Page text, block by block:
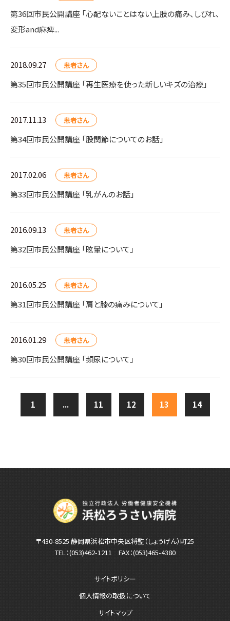
第36回市民公開講座 「心配ないことはない上肢の痛み、しびれ、
変形and麻痺...
2018.09.27 患者さん
第35回市民公開講座 「再生医療を使った新しいキズの治療」
2017.11.13 患者さん
第34回市民公開講座 「股関節についてのお話」
2017.02.06 患者さん
第33回市民公開講座 「乳がんのお話」
2016.09.13 患者さん
第32回市民公開講座 「眩暈について」
2016.05.25 患者さん
第31回市民公開講座 「肩と膝の痛みについて」
2016.01.29 患者さん
第30回市民公開講座 「頻尿について」
1 ... 11 12 13 14
〒430-8525 静岡県浜松市中央区将監（しょうげん）町25
TEL：(053)462-1211 FAX：(053)465-4380
サイトポリシー
個人情報の取扱について
サイトマップ